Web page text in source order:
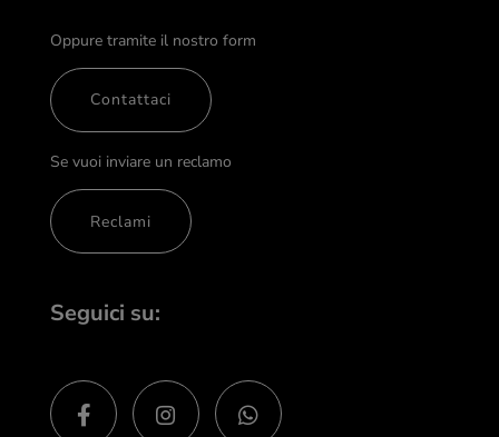
Oppure tramite il nostro form
Contattaci
Se vuoi inviare un reclamo
Reclami
Seguici su: